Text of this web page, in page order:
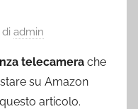
di admin
telecamera che
su Amazon
articolo.